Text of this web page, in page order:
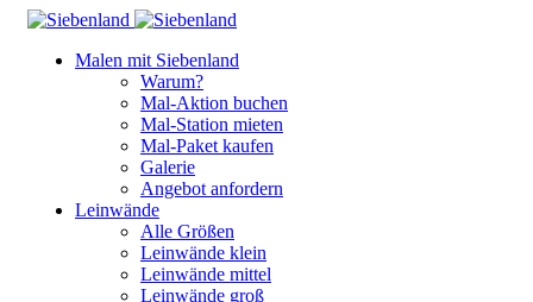
Malen mit Siebenland
Warum?
Mal-Aktion buchen
Mal-Station mieten
Mal-Paket kaufen
Galerie
Angebot anfordern
Leinwände
Alle Größen
Leinwände klein
Leinwände mittel
Leinwände groß